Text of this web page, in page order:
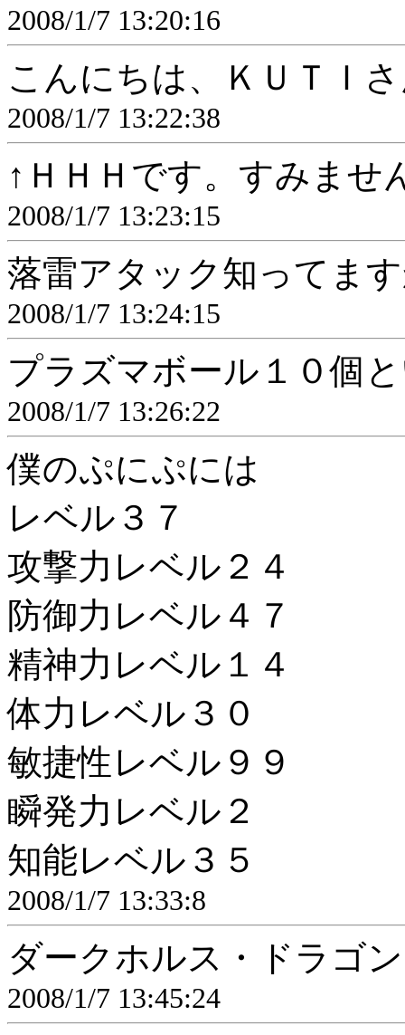
2008/1/7 13:20:16
こんにちは、ＫＵＴＩ
2008/1/7 13:22:38
↑ＨＨＨです。すみませ
2008/1/7 13:23:15
落雷アタック知ってま
2008/1/7 13:24:15
プラズマボール１０個
2008/1/7 13:26:22
僕のぷにぷには
レベル３７
攻撃力レベル２４
防御力レベル４７
精神力レベル１４
体力レベル３０
敏捷性レベル９９
瞬発力レベル２
知能レベル３５
2008/1/7 13:33:8
ダークホルス・ドラゴン
2008/1/7 13:45:24